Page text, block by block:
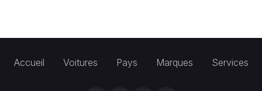
Accueil Voitures Pays Marques Services